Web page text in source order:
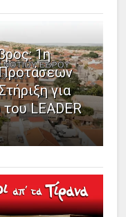
1η
για
LEADER